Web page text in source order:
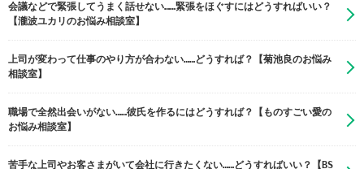
会議などで緊張してうまく話せない……緊張をほぐすにはどうすればいい？
【瀧波ユカリのお悩み相談室】
上司が変わって仕事のやり方が合わない……どうすれば？【菊池良のお悩み
相談室】
職場で全然出会いがない……彼氏を作るにはどうすれば？【ものすごい愛の
お悩み相談室】
苦手な上司やお客さまがいて会社に行きたくない……どうすればいい？【BS